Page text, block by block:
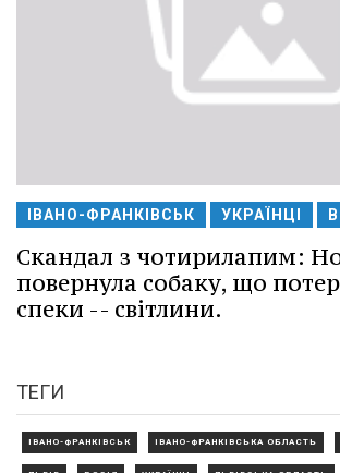
ІВАНО-ФРАНКІВСЬК УКРАЇНЦІ
Скандал з чотирилапим:
повернула собаку, що
спеки -- світлини.
ТЕГИ
ІВАНО-ФРАНКІВСЬК ІВАНО-ФРАНКІВСЬКА ОБЛАСТЬ